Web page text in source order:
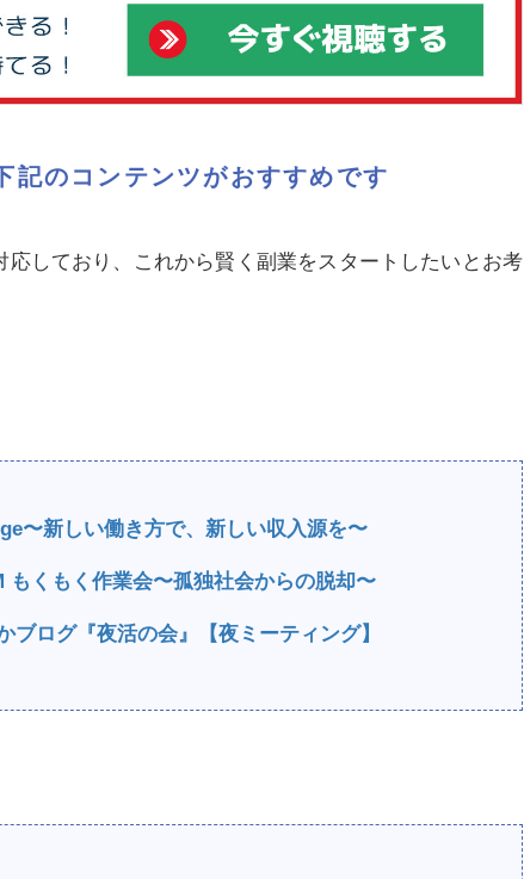
記のコンテンツがおすすめです
しており、これから賢く副業をスタートしたいとお考
〜新しい働き方で、新しい収入源を〜
もくもく作業会〜孤独社会からの脱却〜
ブログ『夜活の会』【夜ミーティング】